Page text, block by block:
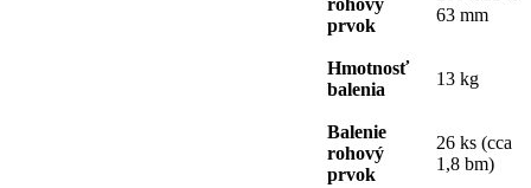
prvok
63 mm
Hmotnosť
balenia
13 kg
Balenie
rohový
prvok
26 ks (cca
1,8 bm)